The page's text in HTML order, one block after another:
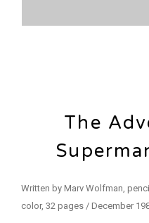
The
Written by Marv Wolfman,
color, 32 pages / December